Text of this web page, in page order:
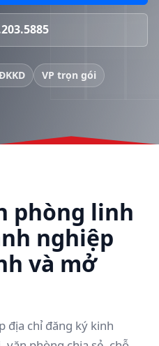
VP trọn gói
phòng linh
nghiệp
và mở
địa chỉ đăng ký kinh